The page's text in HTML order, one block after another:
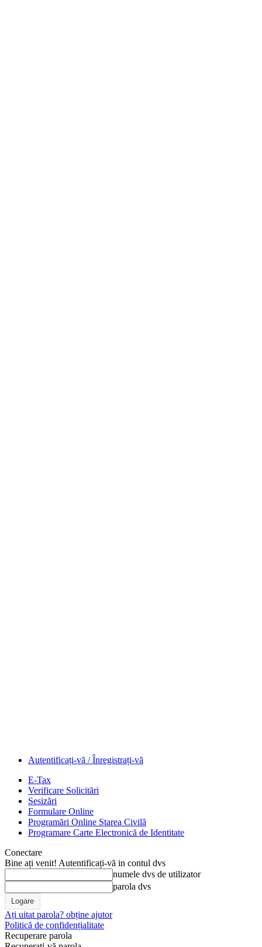
Autentificați-vă / Înregistrați-vă
E-Tax
Verificare Solicitări
Sesizări
Formulare Online
Programări Online Starea Civilă
Programare Carte Electronică de Identitate
Conectare
Bine ați venit! Autentificați-vă in contul dvs
numele dvs de utilizator
parola dvs
Ați uitat parola? obține ajutor
Politică de confidențialitate
Recuperare parola